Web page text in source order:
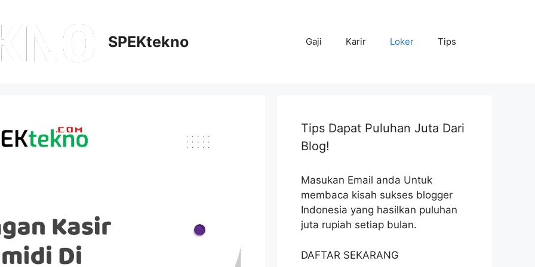
SPEKtekno Gaji Karir Loker Tips
Tips Dapat Puluhan Juta Dari
Blog!
Masukan Email anda Untuk
membaca kisah sukses blogger
Indonesia yang hasilkan puluhan
juta rupiah setiap bulan.
DAFTAR SEKARANG